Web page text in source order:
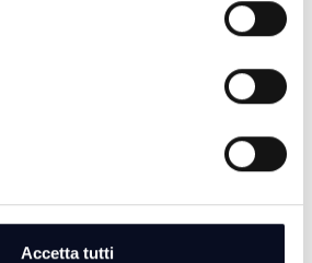
Accetta tutti
20:00